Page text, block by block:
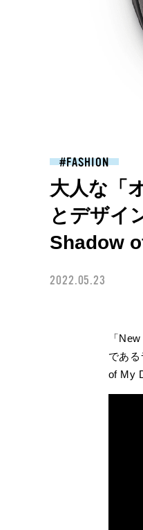
FASHION
大人な「
とデザイ
Shadow
2022.05.23
「
であ
of My